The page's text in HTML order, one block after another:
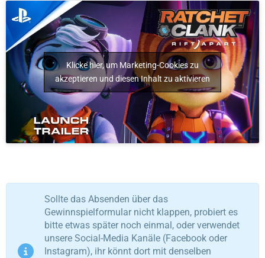
Klicke hier, um Marketing-Cookies zu
akzeptieren und diesen Inhalt zu aktivieren
Sollte das Absenden über das
Gewinnspielformular nicht klappen, probiert es
bitte etwas später noch einmal, oder verwendet
unsere Social-Media Kanäle (Facebook oder
Instagram), ihr könnt dort mit denselben